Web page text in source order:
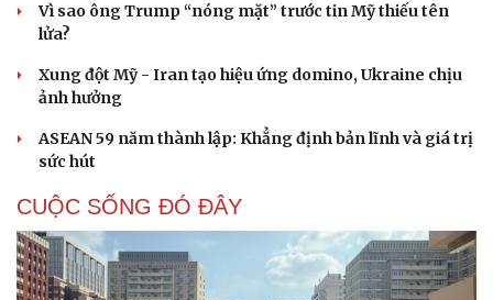
Vì sao ông Trump “nóng mặt” trước tin Mỹ thiếu tên
lửa?
Xung đột Mỹ - Iran tạo hiệu ứng domino, Ukraine chịu
ảnh hưởng
ASEAN 59 năm thành lập: Khẳng định bản lĩnh và giá trị
sức hút
CUỘC SỐNG ĐÓ ĐÂY